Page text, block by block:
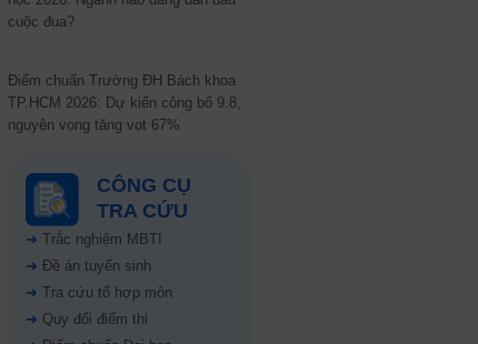
cuộc đua?
Điểm chuẩn Trường ĐH Bách khoa
TP.HCM 2026: Dự kiến công bố 9.8,
nguyện vọng tăng vọt 67%
CÔNG CỤ
TRA CỨU
➜ Trắc nghiệm MBTI
➜ Đề án tuyển sinh
➜ Tra cứu tổ hợp môn
➜ Quy đổi điểm thi